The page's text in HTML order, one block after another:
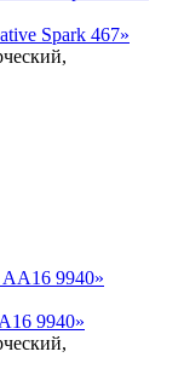
Spark 467»
9940»